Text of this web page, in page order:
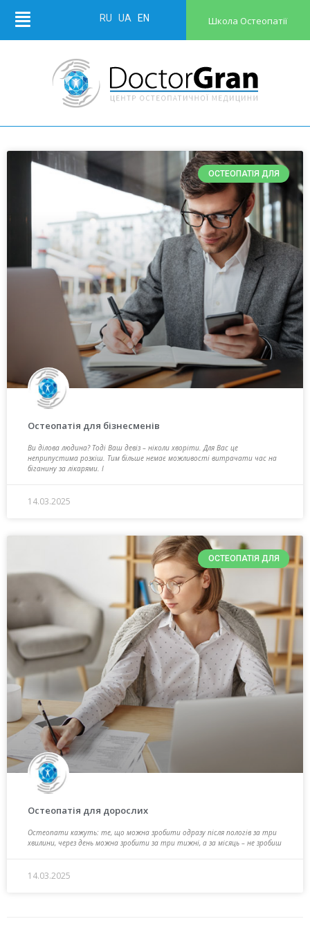
RU UA EN Школа Остеопатії
ОСТЕОПАТІЯ ДЛЯ
Остеопатія для бізнесменів
Ви ділова людина? Тоді Ваш девіз – ніколи хворіти. Для Вас це
неприпустима розкіш. Тим більше немає можливості витрачати час на
біганину за лікарями. І
14.03.2025
ОСТЕОПАТІЯ ДЛЯ
Остеопатія для дорослих
Остеопати кажуть: те, що можна зробити одразу після пологів за три
хвилини, через день можна зробити за три тижні, а за місяць – не зробиш
14.03.2025